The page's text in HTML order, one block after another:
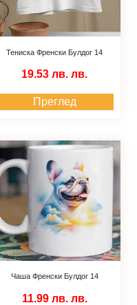
Тениска Френски Булдог 14
19.53 лв. лв.
Преглед
Чаша Френски Булдог 14
11.99 лв. лв.